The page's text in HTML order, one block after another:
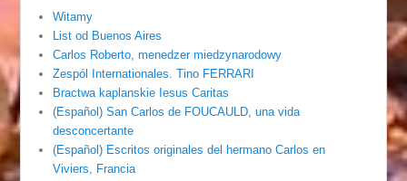
Witamy
List od Buenos Aires
Carlos Roberto, menedzer miedzynarodowy
Zespól Internationales. Tino FERRARI
Bractwa kaplanskie Iesus Caritas
(Español) San Carlos de FOUCAULD, una vida
desconcertante
(Español) Escritos originales del hermano Carlos en
Viviers, Francia